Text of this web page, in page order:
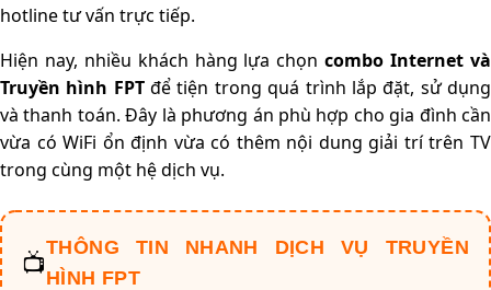
hotline tư vấn trực tiếp.
Hiện nay, nhiều khách hàng lựa chọncombo Internet và
Truyền hình FPTđể tiện trong quá trình lắp đặt, sử dụng
và thanh toán. Đây là phương án phù hợp cho gia đình cần
vừa có WiFi ổn định vừa có thêm nội dung giải trí trên TV
trong cùng một hệ dịch vụ.
📺THÔNG TIN NHANH DỊCH VỤ TRUYỀN
HÌNH FPT